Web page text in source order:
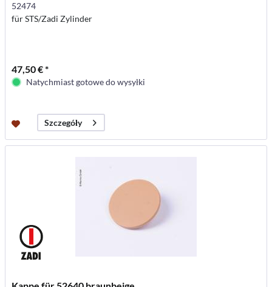
52474
für STS/Zadi Zylinder
47,50 € *
Natychmiast gotowe do wysyłki
Szczegóły